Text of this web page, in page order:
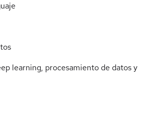
learning, procesamiento de datos y